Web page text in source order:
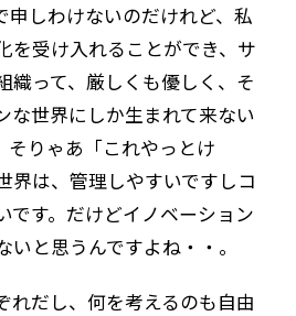
申しわけないのだけれど、私
を受け入れることができ、サ
織って、厳しくも優しく、そ
な世界にしか生まれて来ない
そりゃあ「これやっとけ
界は、管理しやすいですしコ
です。だけどイノベーション
と思うんですよね・・。
れだし、何を考えるのも自由